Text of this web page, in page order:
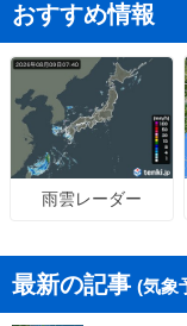
おすすめ情報
雨雲レーダー
最新の記事 (気象